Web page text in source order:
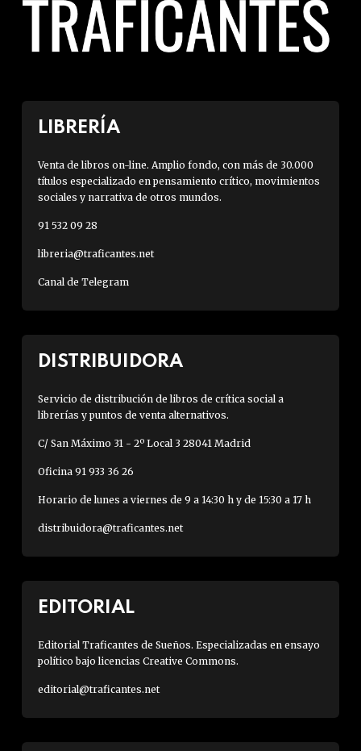
LIBRERÍA
Venta de libros on-line. Amplio fondo, con más de 30.000
títulos especializado en pensamiento crítico, movimientos
sociales y narrativa de otros mundos.
91 532 09 28
libreria@traficantes.net
Canal de Telegram
DISTRIBUIDORA
Servicio de distribución de libros de crítica social a
librerías y puntos de venta alternativos.
C/ San Máximo 31 - 2º Local 3 28041 Madrid
Oficina 91 933 36 26
Horario de lunes a viernes de 9 a 14:30 h y de 15:30 a 17 h
distribuidora@traficantes.net
EDITORIAL
Editorial Traficantes de Sueños. Especializadas en ensayo
político bajo licencias Creative Commons.
editorial@traficantes.net